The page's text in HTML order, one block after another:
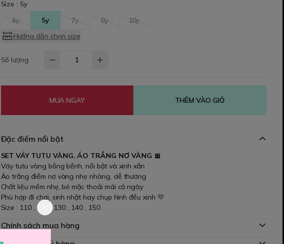
Size : 5y
4y
5y 7y 8y
10y
Hướng dẫn chọn size
Số lượng
MUA NGAY THÊM VÀO GIỎ
Đặc điểm nổi bật
SET VÁY TUTU VÀNG, ÁO TRẮNG NƠ VÀNG 🎀
Váy tutu vàng bồng bềnh, nổi bật và xinh xắn
Áo trắng điểm nơ vàng nhẹ nhàng, dễ thương
Chất liệu mềm nhẹ, bé mặc thoải mái cả ngày
Phù hợp đi chơi, sinh nhật hay chụp hình đều xinh 💛
Size : 110 , 120 , 130 , 140 , 150
Chính sách mua hàng